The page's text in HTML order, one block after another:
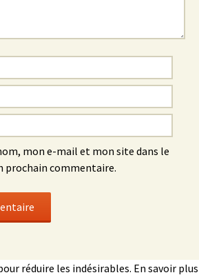
mon e-mail et mon site dans le
prochain commentaire.
réduire les indésirables. En savoir plus